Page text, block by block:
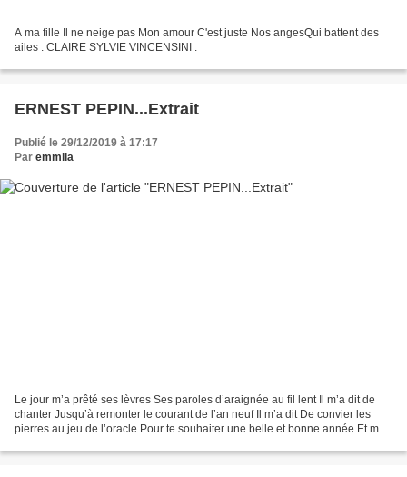
A ma fille Il ne neige pas Mon amour C'est juste Nos angesQui battent des
ailes . CLAIRE SYLVIE VINCENSINI .
ERNEST PEPIN...Extrait
Publié le 29/12/2019 à 17:17
Par emmila
Le jour m’a prêté ses lèvres Ses paroles d’araignée au fil lent Il m’a dit de
chanter Jusqu’à remonter le courant de l’an neuf Il m’a dit De convier les
pierres au jeu de l’oracle Pour te souhaiter une belle et bonne année Et mon